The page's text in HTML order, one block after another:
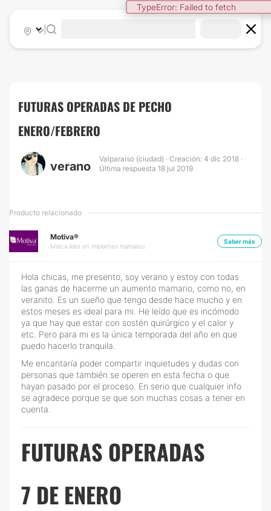
|
FUTURAS OPERADAS DE PECHO
ENERO/FEBRERO
verano
Valparaíso (ciudad) · Creación: 4 dic 2018 ·
Última respuesta 18 jul 2019
Producto relacionado
Motiva®
Marca líder en implantes mamarios
Saber más
Hola chicas, me presento, soy verano y estoy con todas
las ganas de hacerme un aumento mamario, como no, en
veranito. Es un sueño que tengo desde hace mucho y en
estos meses es ideal para mi. He leído que es incómodo
ya que hay que estar con sostén quirúrgico y el calor y
etc. Pero para mi es la única temporada del año en que
puedo hacerlo tranquila.
Me encantaría poder compartir inquietudes y dudas con
personas que también se operen en esta fecha o que
hayan pasado por el proceso. En serio que cualquier info
se agradece porque se que son muchas cosas a tener en
cuenta.
FUTURAS OPERADAS
7 DE ENERO